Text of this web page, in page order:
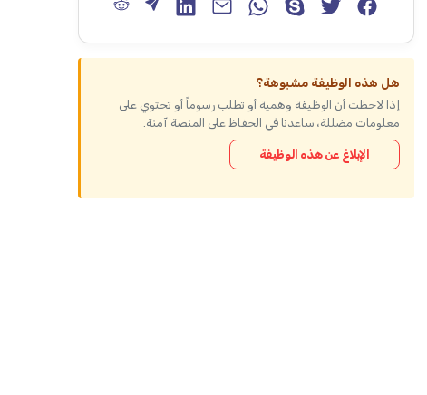
هل هذه الوظيفة مشبوهة؟
إذا لاحظت أن الوظيفة وهمية أو تطلب رسوماً أو تحتوي على
معلومات مضللة، ساعدنا في الحفاظ على المنصة آمنة.
الإبلاغ عن هذه الوظيفة